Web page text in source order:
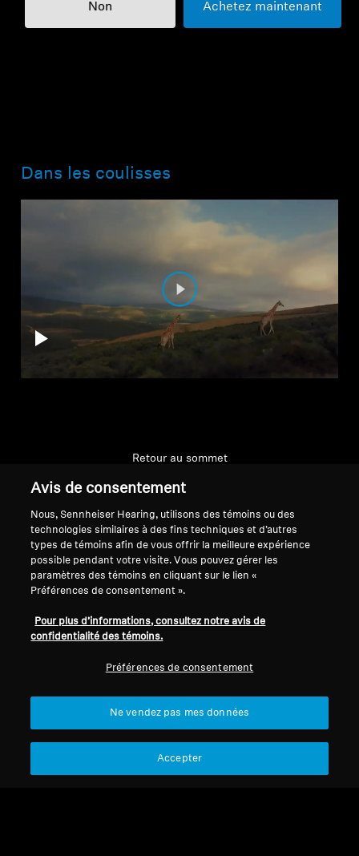
Non Achetez maintenant
Dans les coulisses
Retour au sommet
Mentions légales
Politique de confidentialité
Politique de communication des
consommateurs
Conditions générales
consommateurs canadiens
Notre entreprise
Personnes-ressources
Avis de consentement
Nous, Sennheiser Hearing, utilisons des témoins ou des
technologies similaires à des fins techniques et d’autres
types de témoins afin de vous offrir la meilleure expérience
possible pendant votre visite. Vous pouvez gérer les
paramètres des témoins en cliquant sur le lien «
Préférences de consentement ».
Pour plus d’informations, consultez notre avis de
confidentialité des témoins.
Préférences de consentement
Ne vendez pas mes données
Accepter